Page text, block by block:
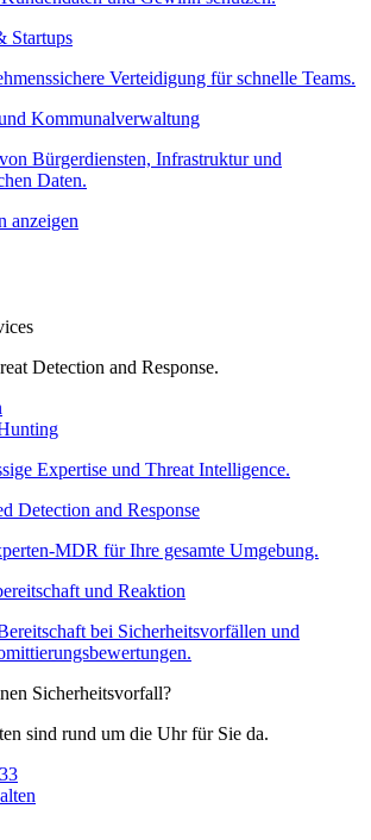
Startups
Verteidigung für schnelle Teams.
Kommunalverwaltung
Bürgerdiensten, Infrastruktur und
Daten.
anzeigen
Detection and Response.
Expertise und Threat Intelligence.
Detection and Response
MDR für Ihre gesamte Umgebung.
und Reaktion
bei Sicherheitsvorfällen und
Sicherheitsvorfall?
sind rund um die Uhr für Sie da.